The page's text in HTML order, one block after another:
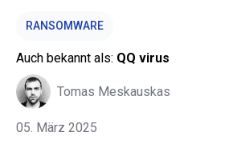
RANSOMWARE
Auch bekannt als: QQ virus
Tomas Meskauskas
05. März 2025